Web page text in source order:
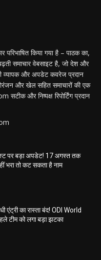
किया गया है – पाठक का,
समाचार वेबसाइट है, जो देश और
व्यापक और अपडेट कवरेज प्रदान
और खेल सहित समाचारों की एक
और निष्पक्ष रिपोर्टिंग प्रदान
पर बड़ा अपडेट! 17 अगस्त तक
भरा तो कट सकता है नाम
एंट्री का रास्ता बंद! ODI World
टीम को लगा बड़ा झटका